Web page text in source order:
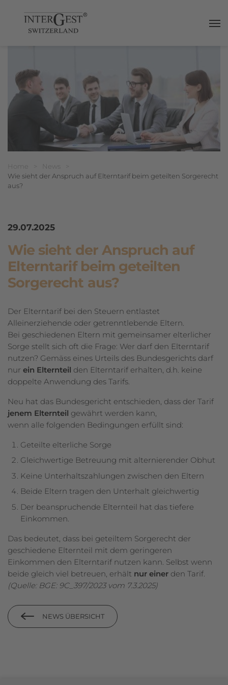
Breadcrumbnavigation
Sie befinden sich hier:
Home News
Wie sieht der Anspruch auf Elterntarif beim geteilten Sorgerecht
aus?
29.07.2025
Wie sieht der Anspruch auf
Elterntarif beim geteilten
Sorgerecht aus?
Der Elterntarif bei den Steuern entlastet
Alleinerziehende oder getrenntlebende Eltern.
Bei geschiedenen Eltern mit gemeinsamer elterlicher
Sorge stellt sich oft die Frage: Wer darf den Elterntarif
nutzen? Gemäss eines Urteils des Bundesgerichts darf
nur ein Elternteil den Elterntarif erhalten, d.h. keine
doppelte Anwendung des Tarifs.
Neu hat das Bundesgericht entschieden, dass der Tarif
jenem Elternteil gewährt werden kann,
wenn alle folgenden Bedingungen erfüllt sind:
Geteilte elterliche Sorge
Gleichwertige Betreuung mit alternierender Obhut
Keine Unterhaltszahlungen zwischen den Eltern
Beide Eltern tragen den Unterhalt gleichwertig
Der beanspruchende Elternteil hat das tiefere
Einkommen.
Das bedeutet, dass bei geteiltem Sorgerecht der
geschiedene Elternteil mit dem geringeren
Einkommen den Elterntarif nutzen kann. Selbst wenn
beide gleich viel betreuen, erhält nur einer den Tarif.
(Quelle: BGE: 9C_397/2023 vom 7.3.2025)
NEWS ÜBERSICHT